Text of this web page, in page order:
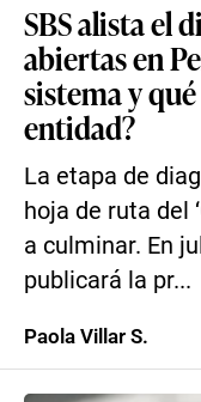
SBS alista el
abiertas en
sistema y
entidad?
La etapa de
hoja de ruta del
a culminar. En
publicará la pr...
Paola Villar S.